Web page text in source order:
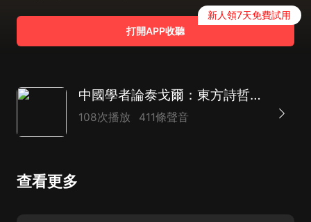
打開APP收聽
新人領7天免費試用
中國學者論泰戈爾：東方詩哲與華夏智慧的百年對話》 簡化名：中國學者解泰戈爾·思想
108次播放 411條聲音
查看更多